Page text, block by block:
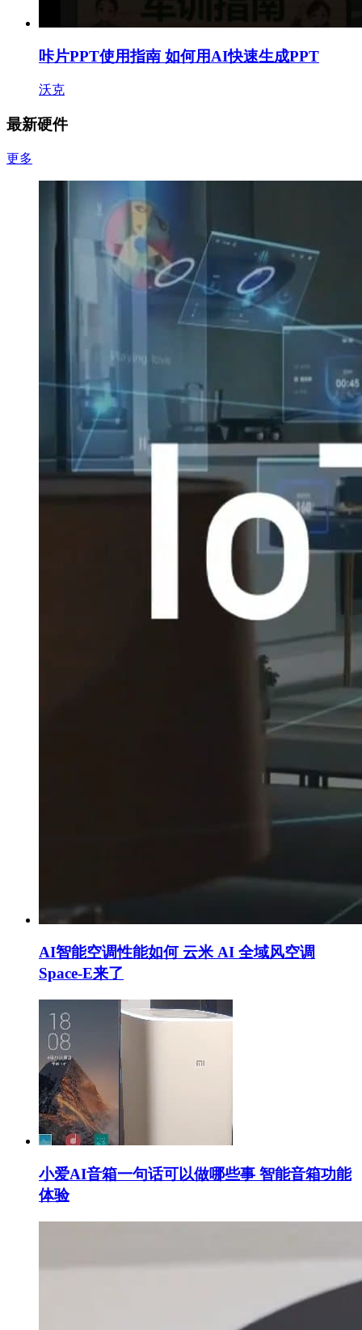
咔片PPT使用指南 如何用AI快速生成PPT
沃克
最新硬件
更多
AI智能空调性能如何 云米 AI 全域风空调
Space-E来了
小爱AI音箱一句话可以做哪些事 智能音箱功能
体验